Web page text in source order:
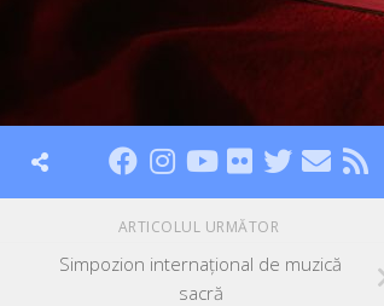
ARTICOLUL URMĂTOR
Simpozion internațional de muzică
sacră